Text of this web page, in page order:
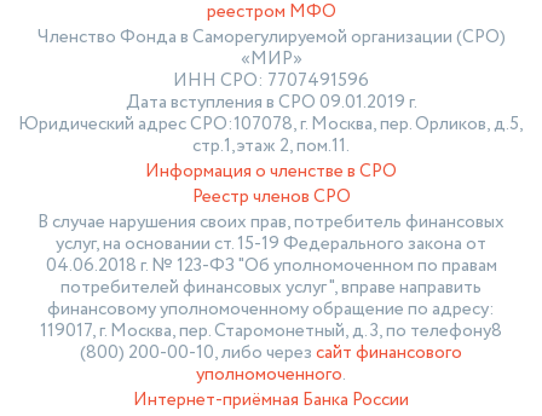
реестром МФО
Членство Фонда в Саморегулируемой организации (СРО)
«МИР»
ИНН СРО: 7707491596
Дата вступления в СРО 09.01.2019 г.
Юридический адрес СРО:107078, г. Москва, пер. Орликов, д.5,
стр.1,этаж 2, пом.11.
Информация о членстве в СРО
Реестр членов СРО
В случае нарушения своих прав, потребитель финансовых
услуг, на основании ст. 15-19 Федерального закона от
04.06.2018 г. № 123-ФЗ "Об уполномоченном по правам
потребителей финансовых услуг", вправе направить
финансовому уполномоченному обращение по адресу:
119017, г. Москва, пер. Старомонетный, д. 3, по телефону8
(800) 200-00-10, либо черезсайт финансового
уполномоченного.
Интернет-приёмная Банка России